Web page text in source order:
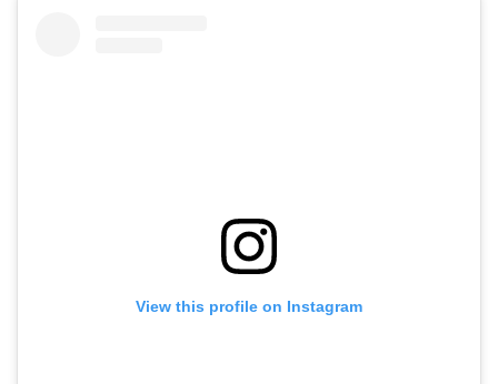
View this profile on Instagram